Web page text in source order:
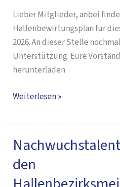
Lieber Mitglieder, anbei
Hallenbewirtungsplan für
2026. An dieser Stelle
Unterstützung. Eure
herunterladen
Weiterlesen »
den
Nachwuchstalente
glänzen
bei
den